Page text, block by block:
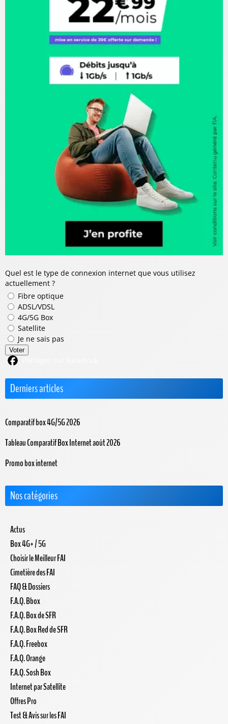
Quel est le type de connexion internet que vous utilisez
actuellement ?
Fibre optique
ADSL/VDSL
4G/5G Box
Satellite
Je ne sais pas
Voter
Derniers articles
Comparatif box 4G/5G 2026
Tableau Comparatif Box Internet août 2026
Promo box internet
Nos catégories
Actus
Box 4G+ / 5G
Choisir le Meilleur FAI
Cimetière des FAI
FAQ & Dossiers
F.A.Q. Bbox
F.A.Q. Box de SFR
F.A.Q. Box Red de SFR
F.A.Q. Freebox
F.A.Q. Orange
F.A.Q. Sosh Box
Internet par Satellite
Offres Pro
Test & Avis sur les FAI